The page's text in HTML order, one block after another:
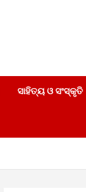
ସାହିତ୍ୟ ଓ ସଂସ୍କୃତି